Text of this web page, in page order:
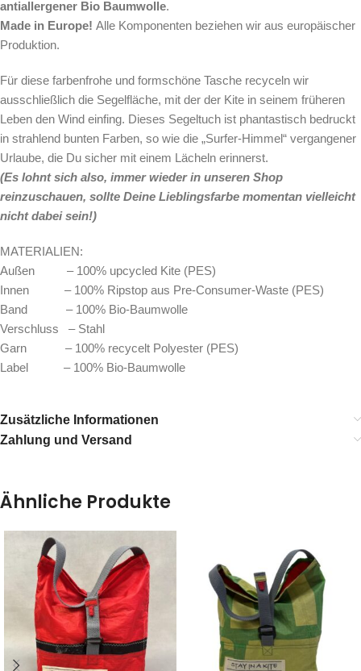
antiallergener Bio Baumwolle.
Made in Europe! Alle Komponenten beziehen wir aus europäischer
Produktion.
Für diese farbenfrohe und formschöne Tasche recyceln wir
ausschließlich die Segelfläche, mit der der Kite in seinem früheren
Leben den Wind einfing. Dieses Segeltuch ist phantastisch bedruckt
in strahlend bunten Farben, so wie die „Surfer-Himmel“ vergangener
Urlaube, die Du sicher mit einem Lächeln erinnerst.
(Es lohnt sich also, immer wieder in unseren Shop
reinzuschauen, sollte Deine Lieblingsfarbe momentan vielleicht
nicht dabei sein!)
MATERIALIEN:
Außen – 100% upcycled Kite (PES)
Innen – 100% Ripstop aus Pre-Consumer-Waste (PES)
Band – 100% Bio-Baumwolle
Verschluss – Stahl
Garn – 100% recycelt Polyester (PES)
Label – 100% Bio-Baumwolle
Zusätzliche Informationen
Zahlung und Versand
Ähnliche Produkte